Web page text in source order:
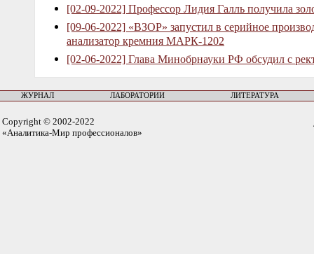
[02-09-2022] Профессор Лидия Галль получила
[09-06-2022] «ВЗОР» запустил в серийное
анализатор кремния МАРК-1202
[02-06-2022] Глава Минобрнауки РФ обсудил с
ЖУРНАЛ ЛАБОРАТОРИИ ЛИТЕРАТУРА
Copyright © 2002-2022
«Аналитика-Мир профессионалов»